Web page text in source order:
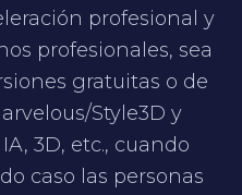
profesional y
profesionales, sea
gratuitas o de
Style3D y
3D, etc., cuando
caso las personas